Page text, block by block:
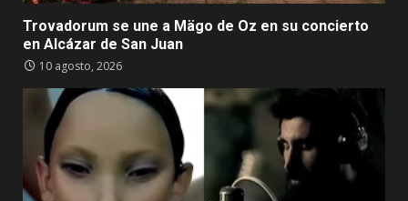
Trovadorum se une a Mägo de Oz en su concierto
en Alcázar de San Juan
10 agosto, 2026